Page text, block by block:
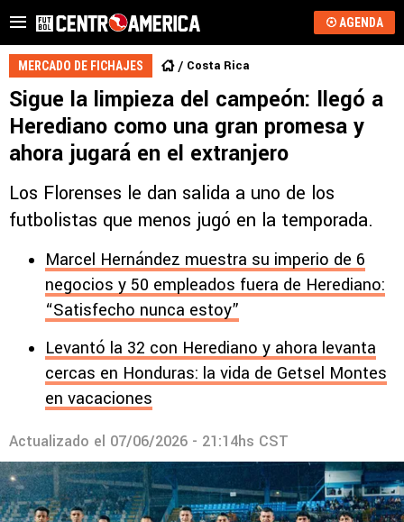
AGENDA
MERCADO DE FICHAJES Costa Rica
Sigue la limpieza del campeón: llegó a
Herediano como una gran promesa y
ahora jugará en el extranjero
Los Florenses le dan salida a uno de los
futbolistas que menos jugó en la temporada.
Marcel Hernández muestra su imperio de 6
negocios y 50 empleados fuera de Herediano:
“Satisfecho nunca estoy”
Levantó la 32 con Herediano y ahora levanta
cercas en Honduras: la vida de Getsel Montes
en vacaciones
Actualizado el 07/06/2026 - 21:14hs CST